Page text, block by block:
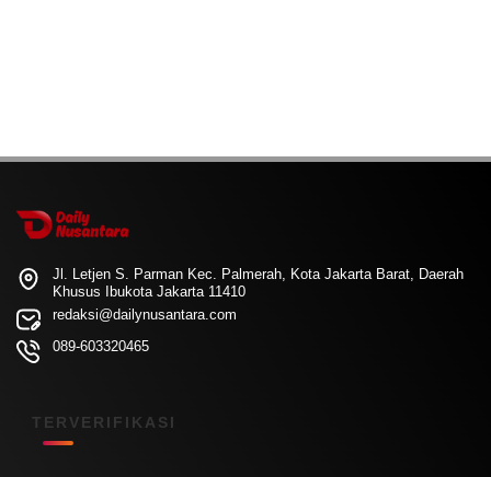
Jl. Letjen S. Parman Kec. Palmerah, Kota Jakarta Barat, Daerah
Khusus Ibukota Jakarta 11410
redaksi@dailynusantara.com
089-603320465
TERVERIFIKASI